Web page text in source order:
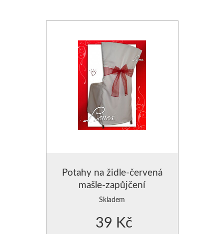
Potahy na židle-červená
mašle-zapůjčení
Skladem
39 Kč